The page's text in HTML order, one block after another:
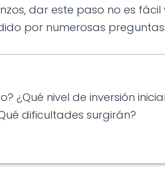
dar este paso no es
por numerosas preguntas:
¿Qué nivel de inversión
dificultades surgirán?